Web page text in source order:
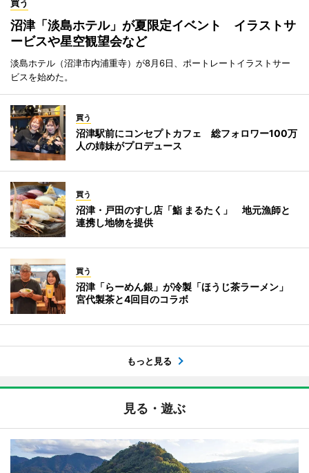
買う
沼津「淡島ホテル」が夏限定イベント イラストサ
ービスや星空観望会など
淡島ホテル（沼津市内浦重寺）が8月6日、ポートレートイラストサー
ビスを始めた。
買う
沼津駅前にコンセプトカフェ 総フォロワー100万
人の姉妹がプロデュース
買う
沼津・戸田のすし店「鮨 まるたく」 地元漁師と
連携し地物を提供
買う
沼津「らーめん銀」が冷製「ほうじ茶ラーメン」
宮代製茶と4回目のコラボ
もっと見る
見る・遊ぶ